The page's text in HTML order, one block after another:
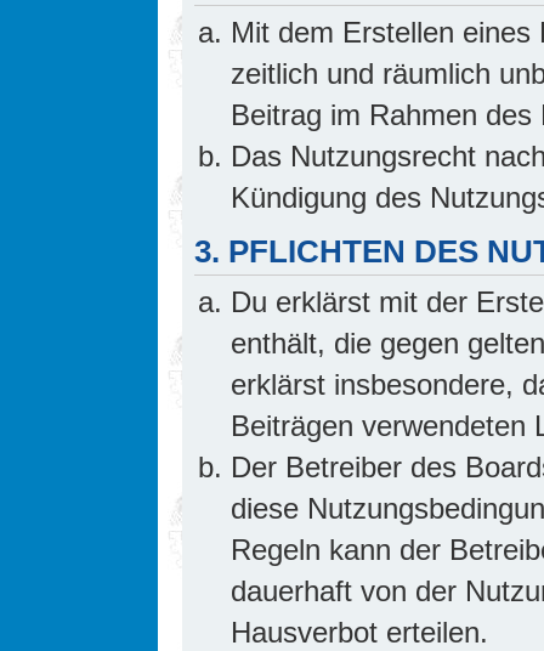
Mit dem Erstellen
zeitlich und räumlich
Beitrag im Rahmen
Das Nutzungsrecht
Kündigung des
3. PFLICHTEN DES
Du erklärst mit der
enthält, die gegen
erklärst insbesondere,
Beiträgen verwendeten
Der Betreiber des
diese
Regeln kann der
dauerhaft von der
Hausverbot erteilen.